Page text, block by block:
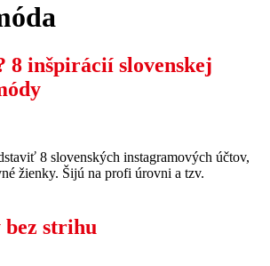
8 inšpirácií slovenskej
8 slovenských instagramových účtov,
žienky. Šijú na profi úrovni a tzv.
strihu